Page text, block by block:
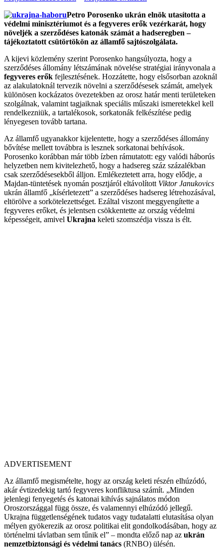
Petro Porosenko ukrán elnök utasította a
védelmi minisztériumot és a fegyveres erők vezérkarát, hogy
növeljék a szerződéses katonák számát a hadseregben –
tájékoztatott csütörtökön az államfő sajtószolgálata.
A kijevi közlemény szerint Porosenko hangsúlyozta, hogy a
szerződéses állomány létszámának növelése stratégiai irányvonala a
fegyveres erők fejlesztésének. Hozzátette, hogy elsősorban azoknál
az alakulatoknál tervezik növelni a szerződésesek számát, amelyek
különösen kockázatos övezetekben az orosz határ menti területeken
szolgálnak, valamint tagjaiknak speciális műszaki ismeretekkel kell
rendelkezniük, a tartalékosok, sorkatonák felkészítése pedig
lényegesen tovább tartana.
Az államfő ugyanakkor kijelentette, hogy a szerződéses állomány
bővítése mellett továbbra is lesznek sorkatonai behívások.
Porosenko korábban már több ízben rámutatott: egy valódi háborús
helyzetben nem kivitelezhető, hogy a hadsereg száz százalékban
csak szerződésesekből álljon. Emlékeztetett arra, hogy elődje, a
Majdan-tüntetések nyomán posztjáról eltávolított Viktor Janukovics
ukrán államfő „kísérletezett” a szerződéses hadsereg létrehozásával,
eltörölve a sorkötelezettséget. Ezáltal viszont meggyengítette a
fegyveres erőket, és jelentsen csökkentette az ország védelmi
képességeit, amivel Ukrajna keleti szomszédja vissza is élt.
ADVERTISEMENT
Az államfő megismételte, hogy az ország keleti részén elhúzódó,
akár évtizedekig tartó fegyveres konfliktusa számít. „Minden
jelenlegi fenyegetés és katonai kihívás sajnálatos módon
Oroszországgal függ össze, és valamennyi elhúzódó jellegű.
Ukrajna függetlenségének tudatos vagy tudatalatti elutasítása olyan
mélyen gyökerezik az orosz politikai elit gondolkodásában, hogy az
történelmi távlatban sem tűnik el” – mondta előző nap az ukrán
nemzetbiztonsági és védelmi tanács (RNBO) ülésén.